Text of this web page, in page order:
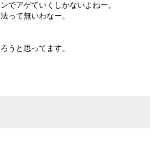
でアゲていくしかないよねー。
って無いわなー。
うと思ってます。